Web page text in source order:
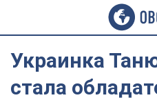
Украинка
стала